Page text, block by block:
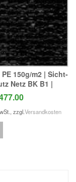
150g/m2 | Sicht-
Netz BK B1 |
,zzgl.Versandkosten